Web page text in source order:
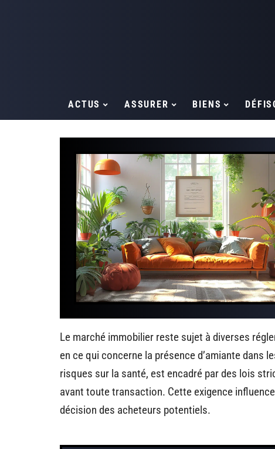
ACTUS ASSURER BIENS
Le marché immobilier reste sujet à diverses
en ce qui concerne la présence d’amiante dans
risques sur la santé, est encadré par des lois
avant toute transaction. Cette exigence
décision des acheteurs potentiels.